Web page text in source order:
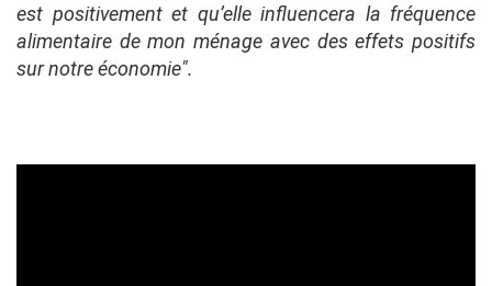
est positivement et qu’elle influencera la fréquence
alimentaire de mon ménage avec des effets positifs
sur notre économie".